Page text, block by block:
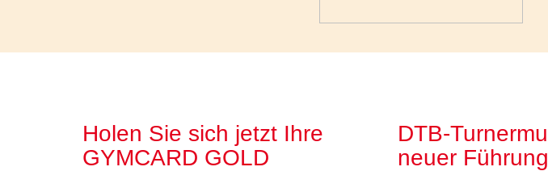
Holen Sie sich jetzt Ihre
GYMCARD GOLD
DTB-
neuer Führung